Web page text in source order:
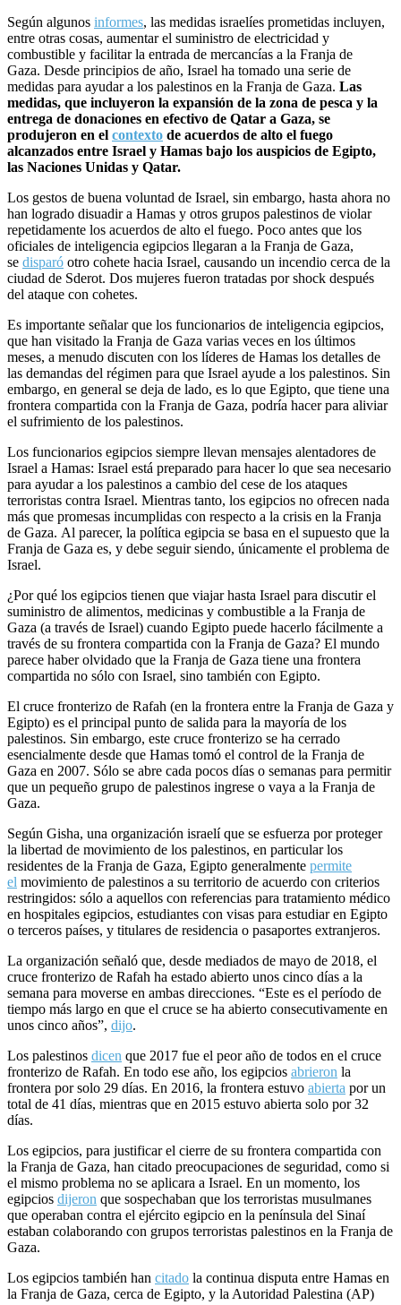
Según algunos informes, las medidas israelíes prometidas incluyen,
entre otras cosas, aumentar el suministro de electricidad y
combustible y facilitar la entrada de mercancías a la Franja de
Gaza. Desde principios de año, Israel ha tomado una serie de
medidas para ayudar a los palestinos en la Franja de Gaza. Las
medidas, que incluyeron la expansión de la zona de pesca y la
entrega de donaciones en efectivo de Qatar a Gaza, se
produjeron en el contexto de acuerdos de alto el fuego
alcanzados entre Israel y Hamas bajo los auspicios de Egipto,
las Naciones Unidas y Qatar.
Los gestos de buena voluntad de Israel, sin embargo, hasta ahora no
han logrado disuadir a Hamas y otros grupos palestinos de violar
repetidamente los acuerdos de alto el fuego. Poco antes que los
oficiales de inteligencia egipcios llegaran a la Franja de Gaza,
se disparó otro cohete hacia Israel, causando un incendio cerca de la
ciudad de Sderot. Dos mujeres fueron tratadas por shock después
del ataque con cohetes.
Es importante señalar que los funcionarios de inteligencia egipcios,
que han visitado la Franja de Gaza varias veces en los últimos
meses, a menudo discuten con los líderes de Hamas los detalles de
las demandas del régimen para que Israel ayude a los palestinos. Sin
embargo, en general se deja de lado, es lo que Egipto, que tiene una
frontera compartida con la Franja de Gaza, podría hacer para aliviar
el sufrimiento de los palestinos.
Los funcionarios egipcios siempre llevan mensajes alentadores de
Israel a Hamas: Israel está preparado para hacer lo que sea necesario
para ayudar a los palestinos a cambio del cese de los ataques
terroristas contra Israel. Mientras tanto, los egipcios no ofrecen nada
más que promesas incumplidas con respecto a la crisis en la Franja
de Gaza. Al parecer, la política egipcia se basa en el supuesto que la
Franja de Gaza es, y debe seguir siendo, únicamente el problema de
Israel.
¿Por qué los egipcios tienen que viajar hasta Israel para discutir el
suministro de alimentos, medicinas y combustible a la Franja de
Gaza (a través de Israel) cuando Egipto puede hacerlo fácilmente a
través de su frontera compartida con la Franja de Gaza? El mundo
parece haber olvidado que la Franja de Gaza tiene una frontera
compartida no sólo con Israel, sino también con Egipto.
El cruce fronterizo de Rafah (en la frontera entre la Franja de Gaza y
Egipto) es el principal punto de salida para la mayoría de los
palestinos. Sin embargo, este cruce fronterizo se ha cerrado
esencialmente desde que Hamas tomó el control de la Franja de
Gaza en 2007. Sólo se abre cada pocos días o semanas para permitir
que un pequeño grupo de palestinos ingrese o vaya a la Franja de
Gaza.
Según Gisha, una organización israelí que se esfuerza por proteger
la libertad de movimiento de los palestinos, en particular los
residentes de la Franja de Gaza, Egipto generalmente permite
el movimiento de palestinos a su territorio de acuerdo con criterios
restringidos: sólo a aquellos con referencias para tratamiento médico
en hospitales egipcios, estudiantes con visas para estudiar en Egipto
o terceros países, y titulares de residencia o pasaportes extranjeros.
La organización señaló que, desde mediados de mayo de 2018, el
cruce fronterizo de Rafah ha estado abierto unos cinco días a la
semana para moverse en ambas direcciones. “Este es el período de
tiempo más largo en que el cruce se ha abierto consecutivamente en
unos cinco años”, dijo.
Los palestinos dicen que 2017 fue el peor año de todos en el cruce
fronterizo de Rafah. En todo ese año, los egipcios abrieron la
frontera por solo 29 días. En 2016, la frontera estuvo abierta por un
total de 41 días, mientras que en 2015 estuvo abierta solo por 32
días.
Los egipcios, para justificar el cierre de su frontera compartida con
la Franja de Gaza, han citado preocupaciones de seguridad, como si
el mismo problema no se aplicara a Israel. En un momento, los
egipcios dijeron que sospechaban que los terroristas musulmanes
que operaban contra el ejército egipcio en la península del Sinaí
estaban colaborando con grupos terroristas palestinos en la Franja de
Gaza.
Los egipcios también han citado la continua disputa entre Hamas en
la Franja de Gaza, cerca de Egipto, y la Autoridad Palestina (AP)